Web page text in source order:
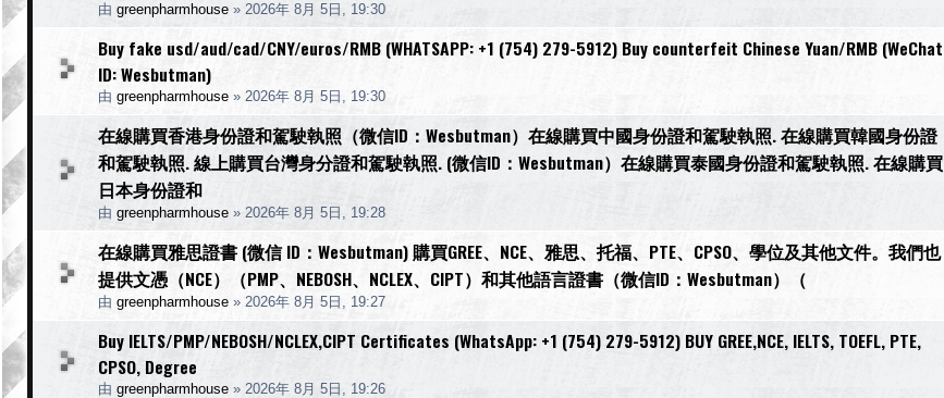
由 greenpharmhouse » 2026年 8月 5日, 19:30
Buy fake usd/aud/cad/CNY/euros/RMB (WHATSAPP: +1 (754) 279-5912) Buy counterfeit Chinese Yuan/RMB (WeChat
ID: Wesbutman)
由 greenpharmhouse » 2026年 8月 5日, 19:30
在線購買香港身份證和駕駛執照（微信ID：Wesbutman）在線購買中國身份證和駕駛執照. 在線購買韓國身份證
和駕駛執照. 線上購買台灣身分證和駕駛執照. (微信ID：Wesbutman）在線購買泰國身份證和駕駛執照. 在線購買
日本身份證和
由 greenpharmhouse » 2026年 8月 5日, 19:28
在線購買雅思證書 (微信 ID：Wesbutman) 購買GREE、NCE、雅思、托福、PTE、CPSO、學位及其他文件。我們也
提供文憑（NCE）（PMP、NEBOSH、NCLEX、CIPT）和其他語言證書（微信ID：Wesbutman）（
由 greenpharmhouse » 2026年 8月 5日, 19:27
Buy IELTS/PMP/NEBOSH/NCLEX,CIPT Certificates (WhatsApp: +1 (754) 279-5912) BUY GREE,NCE, IELTS, TOEFL, PTE,
CPSO, Degree
由 greenpharmhouse » 2026年 8月 5日, 19:26